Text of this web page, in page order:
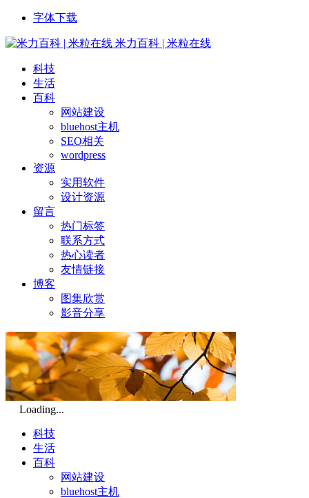
字体下载
米力百科 | 米粒在线
科技
生活
百科
网站建设
bluehost主机
SEO相关
wordpress
资源
实用软件
设计资源
留言
热门标签
联系方式
热心读者
友情链接
博客
图集欣赏
影音分享
Loading...
科技
生活
百科
网站建设
bluehost主机